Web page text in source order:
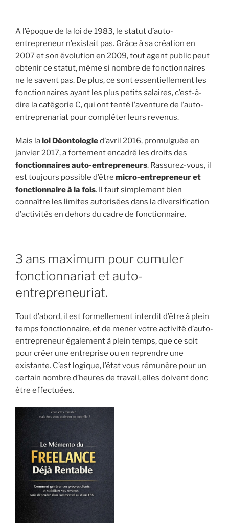
A l’époque de la loi de 1983, le statut d’auto-
entrepreneur n’existait pas. Grâce à sa création en
2007 et son évolution en 2009, tout agent public peut
obtenir ce statut, même si nombre de fonctionnaires
ne le savent pas. De plus, ce sont essentiellement les
fonctionnaires ayant les plus petits salaires, c’est-à-
dire la catégorie C, qui ont tenté l’aventure de l’auto-
entreprenariat pour compléter leurs revenus.
Mais laloi Déontologied’avril 2016, promulguée en
janvier 2017, a fortement encadré les droits des
fonctionnaires auto-entrepreneurs. Rassurez-vous, il
est toujours possible d’être micro-entrepreneur et
fonctionnaire à la fois. Il faut simplement bien
connaître les limites autorisées dans la diversification
d’activités en dehors du cadre de fonctionnaire.
3 ans maximum pour cumuler
fonctionnariat et auto-
entrepreneuriat.
Tout d’abord, il est formellement interdit d’être à plein
temps fonctionnaire, et de mener votre activité d’auto-
entrepreneur également à plein temps, que ce soit
pour créer une entreprise ou en reprendre une
existante. C’est logique, l’état vous rémunère pour un
certain nombre d’heures de travail, elles doivent donc
être effectuées.